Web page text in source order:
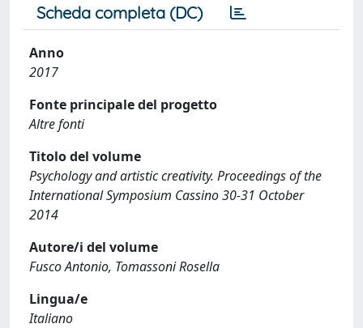
Scheda completa (DC)
Anno
2017
Fonte principale del progetto
Altre fonti
Titolo del volume
Psychology and artistic creativity. Proceedings of the
International Symposium Cassino 30-31 October
2014
Autore/i del volume
Fusco Antonio, Tomassoni Rosella
Lingua/e
Italiano